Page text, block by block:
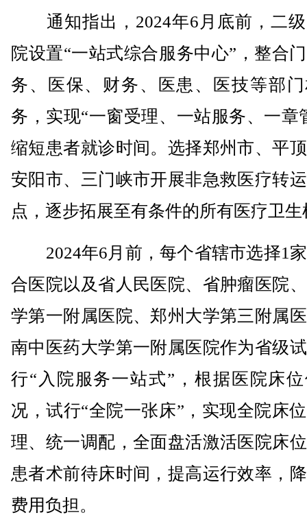
通知指出，2024年6月底前，二级
院设置“一站式综合服务中心”，整合
务、医保、财务、医患、医技等部
务，实现“一窗受理、一站服务、一章
缩短患者就诊时间。选择郑州市、平
安阳市、三门峡市开展非急救医疗转
点，逐步拓展至有条件的所有医疗卫生
2024年6月前，每个省辖市选择1
合医院以及省人民医院、省肿瘤医院
学第一附属医院、郑州大学第三附属
南中医药大学第一附属医院作为省级
行“入院服务一站式”，根据医院床
况，试行“全院一张床”，实现全院床
理、统一调配，全面盘活激活医院床
患者术前待床时间，提高运行效率，
费用负担。